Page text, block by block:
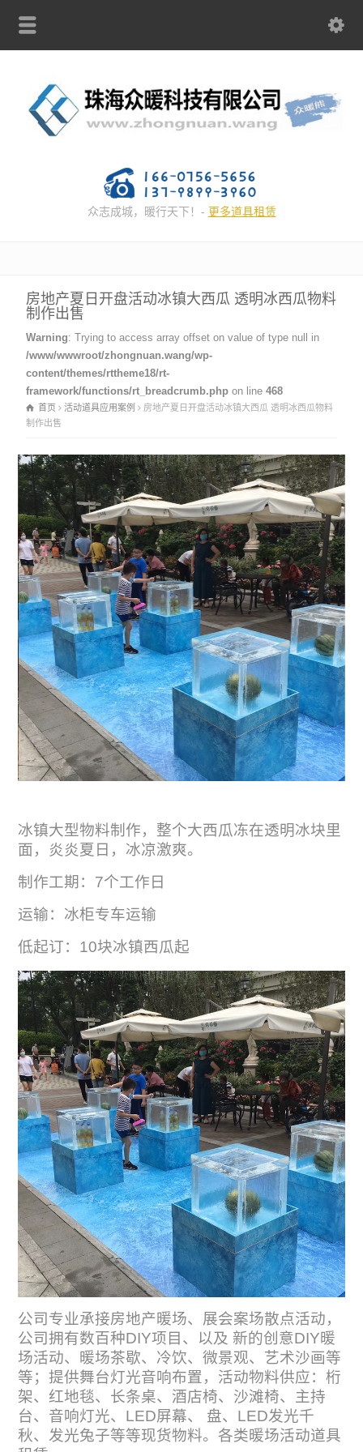
众志成城，暖行天下！- 更多道具租赁
房地产夏日开盘活动冰镇大西瓜 透明冰西瓜物料
制作出售
Warning: Trying to access array offset on value of type null in
/www/wwwroot/zhongnuan.wang/wp-
content/themes/rttheme18/rt-
framework/functions/rt_breadcrumb.php on line468
首页 活动道具应用案例
房地产夏日开盘活动冰镇大西瓜 透明冰西瓜物料
制作出售
冰镇大型物料制作，整个大西瓜冻在透明冰块里
面，炎炎夏日，冰凉激爽。
制作工期：7个工作日
运输：冰柜专车运输
低起订：10块冰镇西瓜起
公司专业承接房地产暖场、展会案场散点活动，
公司拥有数百种DIY项目、以及 新的创意DIY暖
场活动、暖场茶歇、冷饮、微景观、艺术沙画等
等；提供舞台灯光音响布置，活动物料供应：桁
架、红地毯、长条桌、酒店椅、沙滩椅、主持
台、音响灯光、LED屏幕、 盘、LED发光千
秋、发光兔子等等现货物料。各类暖场活动道具